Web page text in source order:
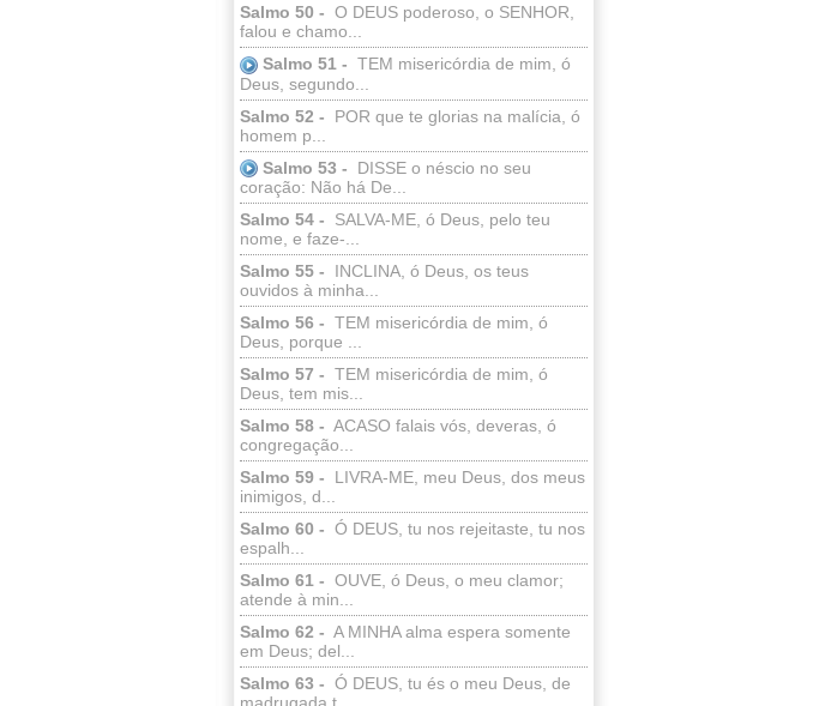
Salmo 50 - O DEUS poderoso, o SENHOR,
falou e chamo...
Salmo 51 - TEM misericórdia de mim, ó
Deus, segundo...
Salmo 52 -
POR que te glorias na malícia, ó
homem p...
Salmo 53 -
DISSE o néscio no seu
coração: Não há De...
Salmo 54 -
SALVA-ME, ó Deus, pelo teu
nome, e faze-...
Salmo 55 -
INCLINA, ó Deus, os teus
ouvidos à minha...
Salmo 56 - TEM misericórdia de mim, ó
Deus, porque ...
Salmo 57 - TEM misericórdia de mim, ó
Deus, tem mis...
Salmo 58 - ACASO falais vós, deveras, ó
congregação...
Salmo 59 -
LIVRA-ME, meu Deus, dos meus
inimigos, d...
Salmo 60 - Ó DEUS, tu nos rejeitaste, tu nos
espalh...
Salmo 61 - OUVE, ó Deus, o meu clamor;
atende à min...
Salmo 62 - A MINHA alma espera somente
em Deus; del...
Salmo 63 - Ó DEUS, tu és o meu Deus, de